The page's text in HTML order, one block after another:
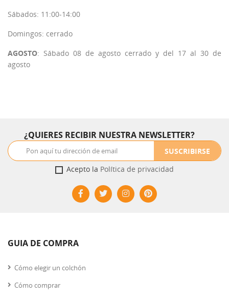
Sábados: 11:00-14:00
Domingos: cerrado
AGOSTO: Sábado 08 de agosto cerrado y del 17 al 30 de
agosto
¿QUIERES RECIBIR NUESTRA NEWSLETTER?
SUSCRIBIRSE
Acepto la Política de privacidad
GUIA DE COMPRA
Cómo elegir un colchón
Cómo comprar